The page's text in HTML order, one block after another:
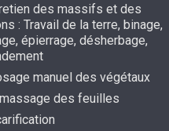
des massifs et des
: Travail de la terre, binage,
épierrage, désherbage,
manuel des végétaux
des feuilles